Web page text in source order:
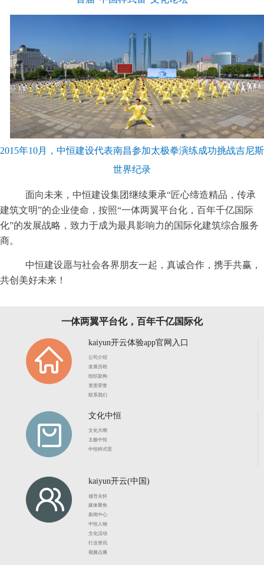
2015年10月，中恒建设代表南昌参加太极拳演练成功挑战吉尼斯
世界纪录
面向未来，中恒建设集团继续秉承“匠心缔造精品，传承
建筑文明”的企业使命，按照“一体两翼平台化，百年千亿国际
化”的发展战略，致力于成为最具影响力的国际化建筑综合服务
商。
中恒建设愿与社会各界朋友一起，真诚合作，携手共赢，
共创美好未来！
一体两翼平台化，百年千亿国际化
kaiyun开云体验app官网入口
公司介绍
发展历程
组织架构
资质荣誉
联系我们
文化中恒
文化大纲
太极中恒
中恒样式雷
kaiyun开云(中国)
领导关怀
媒体聚焦
新闻中心
中恒人物
文化活动
行业资讯
视频点播